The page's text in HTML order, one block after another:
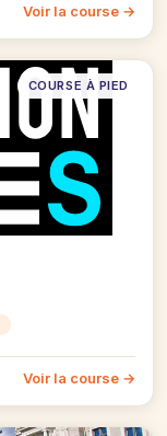
Voir la course →
COURSE À PIED
Voir la course →